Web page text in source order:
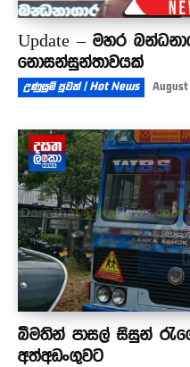
Update – මහර
නොසන්සුන්තාවයක්
උණුසුම් පුවත් | Hot News
බීමතින් පාසල් සිසුන්
අත්අඩංගුවට